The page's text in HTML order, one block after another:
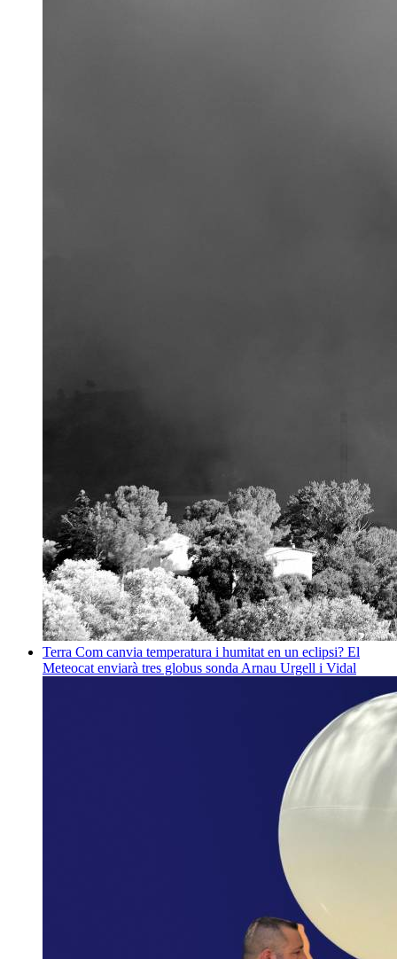
Terra Com canvia temperatura i humitat en un eclipsi? El
Meteocat enviarà tres globus sonda Arnau Urgell i Vidal